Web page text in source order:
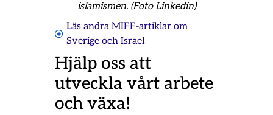
islamismen. (Foto Linkedin)
Läs andra MIFF-artiklar om
Sverige och Israel
Hjälp oss att
utveckla vårt arbete
och växa!